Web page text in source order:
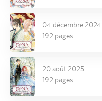
04 décembre 2024
192 pages
20 août 2025
192 pages